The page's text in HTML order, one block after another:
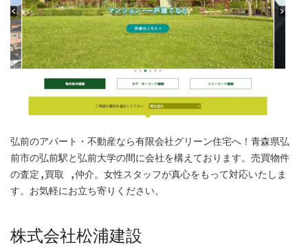
弘前のアパート・不動産なら有限会社グリーン住宅へ！青森県弘
前市の弘前駅と弘前大学の間に会社を構えております。売買物件
の査定,買取 ,仲介。女性スタッフが真心をもって対応いたしま
す。お気軽にお立ち寄りください。
株式会社松浦建設